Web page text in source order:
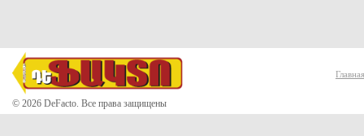
© 2026 DeFacto. Все права защищены
Главная